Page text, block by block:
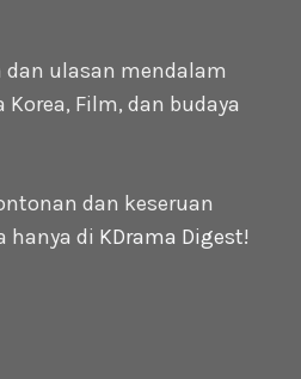
dan ulasan mendalam
Film, dan budaya
dan keseruan
hanya di KDrama Digest!